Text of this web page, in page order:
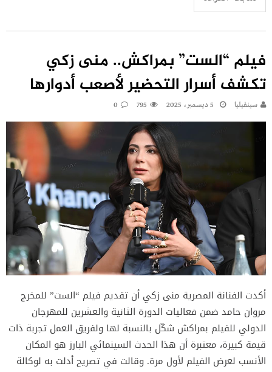
فيلم “الست” بمراكش.. منى زكي
تكشف أسرار التحضير لأصعب أدوارها
سينفيليا 5 ديسمبر، 2025 795
0
أكدت الفنانة المصرية منى زكي أن تقديم فيلم “الست” للمخرج
مروان حامد ضمن فعاليات الدورة الثانية والعشرين للمهرجان
الدولي للفيلم بمراكش شكّل بالنسبة لها ولفريق العمل تجربة ذات
قيمة كبيرة، معتبرة أن هذا الحدث السينمائي البارز هو المكان
الأنسب لعرض الفيلم لأول مرة. وقالت في تصريح أدلت به لوكالة